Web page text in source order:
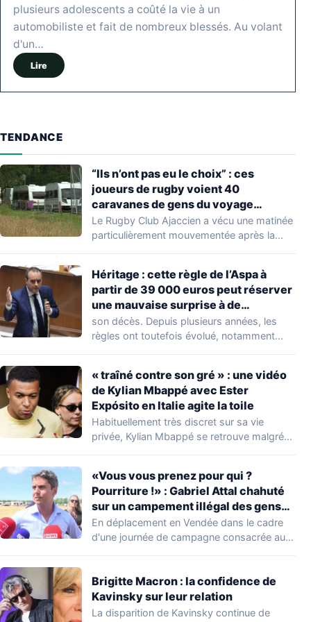
plusieurs adolescents a coûté la vie à un
automobiliste et fait de nombreux blessés. Au volant
d'un…
Lire
TENDANCE
“Ils n’ont pas eu le choix” : ces
joueurs de rugby voient 40
caravanes de gens du voyage
s’installer dans leur stade, ils les
délogent en moins d’1 heure
Le Rugby Club Ajaccien a vécu une matinée
particulièrement mouvementée après la
Héritage : cette règle de l’Aspa à
partir de 39 000 euros peut réserver
une mauvaise surprise à de
nombreuses familles
son décès. Depuis plusieurs années, les
règles ont toutefois évolué, notamment
« traîné contre son gré » : une vidéo
de Kylian Mbappé avec Ester
Expósito en Italie agite la toile
Habituellement très discret sur sa vie
privée, Kylian Mbappé se retrouve malgré
«Vous vous prenez pour qui ?
Pourriture !» : Gabriel Attal chahuté
sur un campement illégal des gens
du voyage
En déplacement en Vendée dans le cadre
d'une journée de campagne consacrée aux
Brigitte Macron : la confidence de
Kavinsky sur leur relation
La disparition de Kavinsky continue de